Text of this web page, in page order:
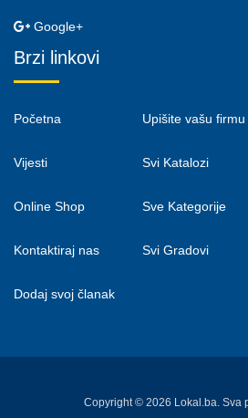
Google+
Brzi linkovi
Početna
Vijesti
Online Shop
Kontaktiraj nas
Dodaj svoj članak
Upišite vašu firmu
Svi Katalozi
Sve Kategorije
Svi Gradovi
Copyright © 2026 Lokal.ba. Sva